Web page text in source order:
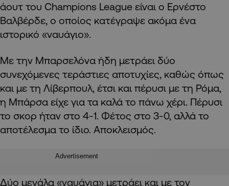
άουτ του Champions League είναι ο Ερνέστο
Βαλβέρδε, ο οποίος κατέγραψε ακόμα ένα
ιστορικό «ναυάγιο».
Με την Μπαρσελόνα ήδη μετράει δύο
συνεχόμενες τεράστιες αποτυχίες, καθώς όπως
και με τη Λίβερπουλ, έτσι και πέρυσι με τη Ρόμα,
η Μπάρσα είχε για τα καλά το πάνω χέρι. Πέρυσι
το σκορ ήταν στο 4-1. Φέτος στο 3-0, αλλά το
αποτέλεσμα το ίδιο. Αποκλεισμός.
Advertisement
Δύο μεγάλα «ναυάγια» μετράει και με τον